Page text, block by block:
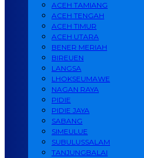
ACEH TAMIANG
ACEH TENGAH
ACEH TIMUR
ACEH UTARA
BENER MERIAH
BIREUEN
LANGSA
LHOKSEUMAWE
NAGAN RAYA
PIDIE
PIDIE JAYA
SABANG
SIMEULUE
SUBULUSSALAM
TANJUNGBALAI